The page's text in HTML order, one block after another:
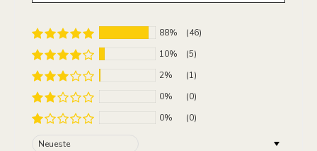
88%
(46)
10%
(5)
2%
(1)
0%
(0)
0%
(0)
Sort by